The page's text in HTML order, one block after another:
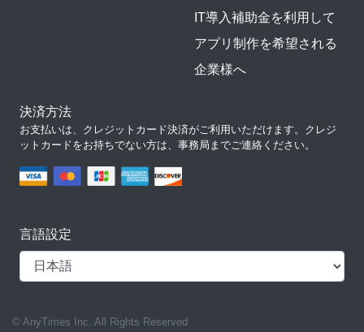
IT導入補助金を利用して
アプリ制作を希望される
企業様へ
決済方法
お支払いは、クレジットカード決済がご利用いただけます。クレジ
ットカードをお持ちでない方は、事務局までご連絡ください。
言語設定
© AnyTimes Inc. All Rights Reserved